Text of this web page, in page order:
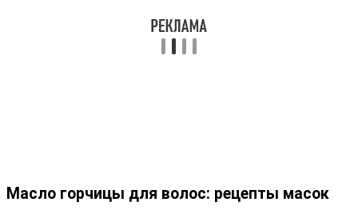
Масло горчицы для волос: рецепты масок